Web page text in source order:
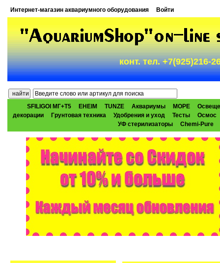
Интернет-магазин аквариумного оборудования Войти
конт. тел. +7(925)216-
SFILIGOI МГ+Т5 EHEIM TUNZE Аквариумы МОРЕ
декорации
Грунтовая техника Удобрения и уход Тесты
Осмос
УФ стерилизаторы
Chemi-Pure